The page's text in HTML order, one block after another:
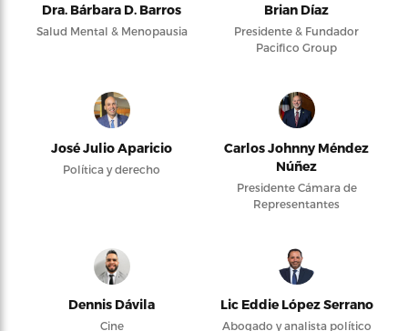
Dra. Bárbara D. Barros
Salud Mental & Menopausia
Brian Díaz
Presidente & Fundador
Pacifico Group
José Julio Aparicio
Política y derecho
Carlos Johnny Méndez
Núñez
Presidente Cámara de
Representantes
Dennis Dávila
Cine
Lic Eddie López Serrano
Abogado y analista político